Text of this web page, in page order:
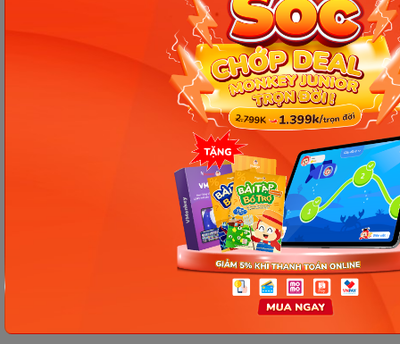
John and his friends ______ (have) a football
match this weekend.
She ______ (not have) time to complete the
Bài tập 3: Sửa lỗi sai
She don’t have any siblings.
He have been working hard for the
We has never experienced such a beautiful